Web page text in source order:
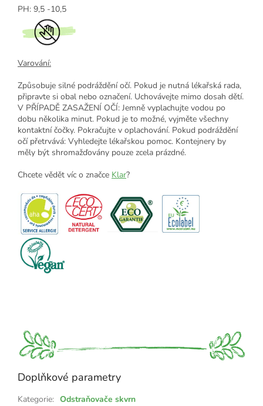
PH: 9,5 -10,5
Varování:
Způsobuje silné podráždění očí. Pokud je nutná lékařská rada,
připravte si obal nebo označení. Uchovávejte mimo dosah dětí.
V PŘÍPADĚ ZASAŽENÍ OČÍ: Jemně vyplachujte vodou po
dobu několika minut. Pokud je to možné, vyjměte všechny
kontaktní čočky. Pokračujte v oplachování. Pokud podráždění
očí přetrvává: Vyhledejte lékařskou pomoc. Kontejnery by
měly být shromažďovány pouze zcela prázdné.
Chcete vědět víc o značce Klar?
Doplňkové parametry
Kategorie: Odstraňovače skvrn